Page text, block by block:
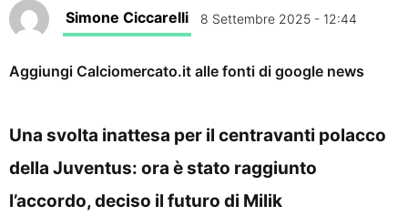
Simone Ciccarelli 8 Settembre 2025 - 12:44
Aggiungi Calciomercato.it alle fonti di google news
Una svolta inattesa per il centravanti polacco
della Juventus: ora è stato raggiunto
l’accordo, deciso il futuro di Milik